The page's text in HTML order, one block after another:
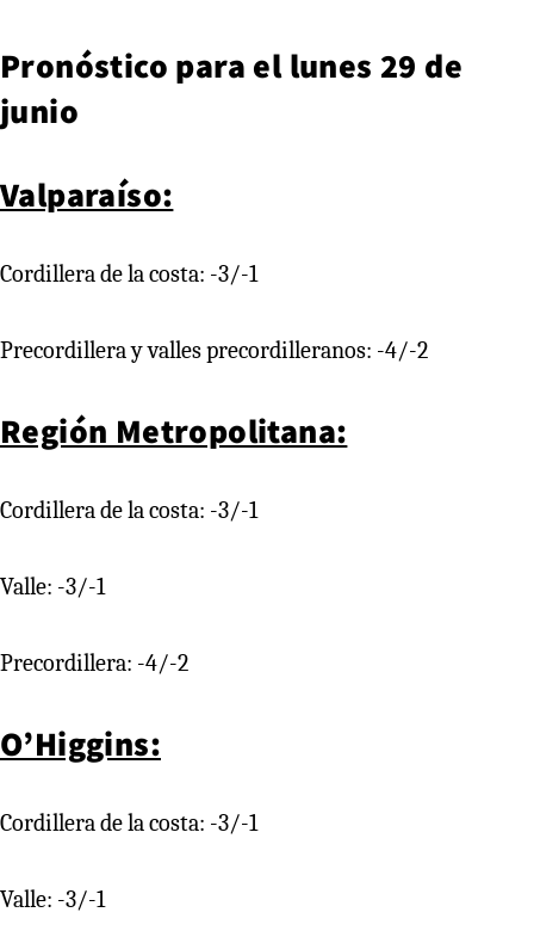
Pronóstico para el lunes 29 de
junio
Valparaíso:
Cordillera de la costa: -3/-1
Precordillera y valles precordilleranos: -4/-2
Región Metropolitana:
Cordillera de la costa: -3/-1
Valle: -3/-1
Precordillera: -4/-2
O’Higgins:
Cordillera de la costa: -3/-1
Valle: -3/-1